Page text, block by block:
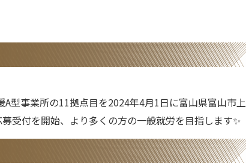
型事業所の11拠点目を2024年4月1日に富山県富山市上
受付を開始、より多くの方の一般就労を目指します✨